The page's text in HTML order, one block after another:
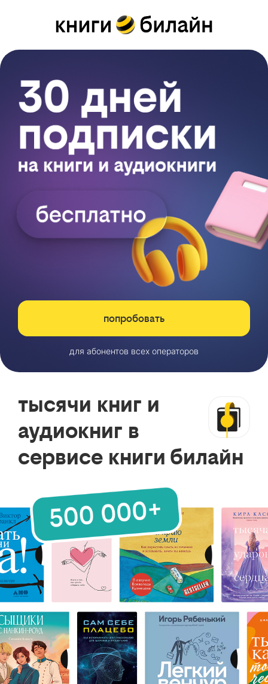
попробовать
для абонентов всех операторов
тысячи книг и
аудиокниг в
сервисе книги билайн